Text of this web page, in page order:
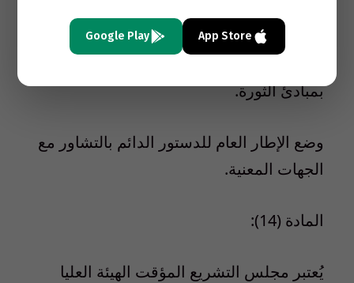
بمبادئ الثورة.
وضع الإطار العام للدستور الدائم بالتشاور مع
الجهات المعنية.
المادة (14):
يُعتبر مجلس التشريع المؤقت الهيئة العليا
App Store
Google Play